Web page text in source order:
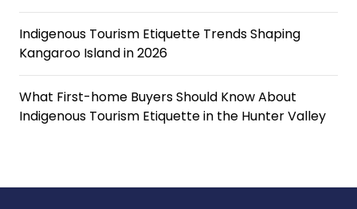
Indigenous Tourism Etiquette Trends Shaping
Kangaroo Island in 2026
What First-home Buyers Should Know About
Indigenous Tourism Etiquette in the Hunter Valley